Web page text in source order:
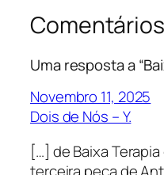
Comentários
Uma resposta a
Novembro 11, 2025
Dois de Nós – Y.
[…] de Baixa
terceira peça de